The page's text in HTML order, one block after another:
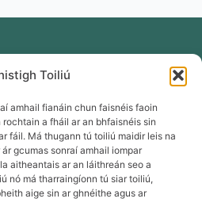
Toiliú
amhail fianáin chun faisnéis faoin
a fháil ar an bhfaisnéis sin
fáil. Má thugann tú toiliú maidir leis na
gcumas sonraí amhail iompar
aitheantais ar an láithreán seo a
nó má tharraingíonn tú siar toiliú,
aige sin ar ghnéithe agus ar